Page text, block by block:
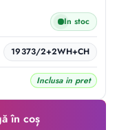
In stoc
19373/2+2WH+CH
Inclusa in pret
în coș